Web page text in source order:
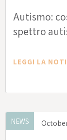
Autismo:
spettro
LEGGI LA
NEWS